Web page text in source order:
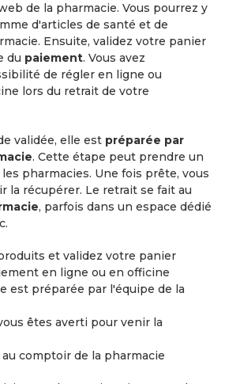
de la pharmacie. Vous pourrez y
d'articles de santé et de
Ensuite, validez votre panier
du paiement. Vous avez
de régler en ligne ou
lors du retrait de votre
validée, elle est préparée par
. Cette étape peut prendre un
pharmacies. Une fois prête, vous
la récupérer. Le retrait se fait au
, parfois dans un espace dédié
et validez votre panier
en ligne ou en officine
est préparée par l'équipe de la
êtes averti pour venir la
comptoir de la pharmacie